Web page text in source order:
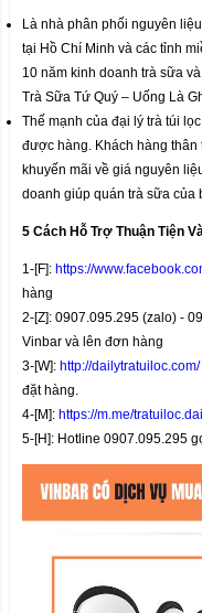
Là nhà phân phối nguyên
tại Hồ Chí Minh và các tỉnh
10 năm kinh doanh trà sữa
Trà Sữa Tứ Quý – Uống Là
Thế mạnh của đại lý trà túi
được hàng. Khách hàng
khuyến mãi về giá nguyên
doanh giúp quán trà sữa của
5 Cách Hỗ Trợ Thuận Tiện
1-[F]: https://
hàng
2-[Z]: 0907.095.295 (zalo) -
Vinbar và lên đơn hàng
3-[W]: http://dailytratuiloc.com/
đặt hàng.
4-[M]: https://m.me/
5-[H]: Hotline 0907.095.295